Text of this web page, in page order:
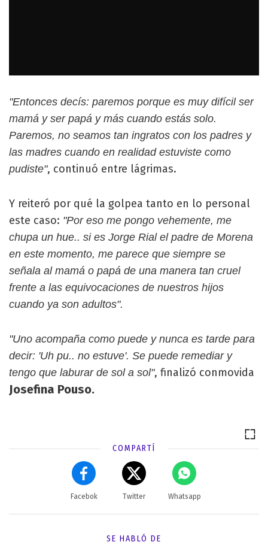
"Entonces decís: paremos porque es muy difícil ser
mamá y ser papá y más cuando estás solo.
Paremos, no seamos tan ingratos con los padres y
las madres cuando en realidad estuviste como
pudiste", continuó entre lágrimas.
Y reiteró por qué la golpea tanto en lo personal
este caso: "Por eso me pongo vehemente, me
chupa un hue.. si es Jorge Rial el padre de Morena
en este momento, me parece que siempre se
señala al mamá o papá de una manera tan cruel
frente a las equivocaciones de nuestros hijos
cuando ya son adultos".
"Uno acompaña como puede y nunca es tarde para
decir: 'Uh pu.. no estuve'. Se puede remediar y
tengo que laburar de sol a sol", finalizó conmovida
Josefina Pouso.
COMPARTÍ
Facebok Twitter Whatsapp
SE HABLÓ DE